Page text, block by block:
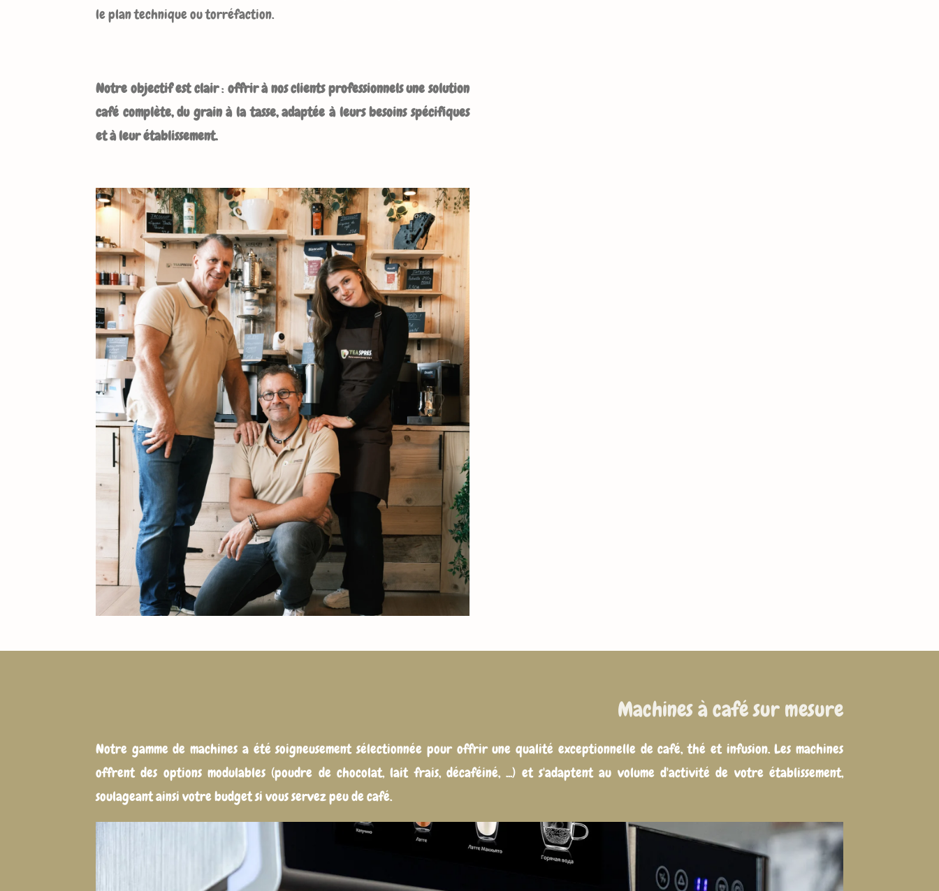
le plan technique ou torréfaction.
Notre objectif est clair: offrir à nos clients professionnels une solution
café complète, du grain à la tasse, adaptée à leurs besoins spécifiques
et à leur établissement.
Machines à café sur mesure
Notre gamme de machines a été soigneusement sélectionnée pour offrir une qualité exceptionnelle de café, thé et infusion. Les machines
offrent des options modulables (poudre de chocolat, lait frais, décaféiné, ...) et s'adaptent au volume d'activité de votre établissement,
soulageant ainsi votre budget si vous servez peu de café.